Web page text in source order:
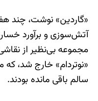
«گاردین» نوشت،‌ چند
آتش‌سوزی و برآورد
مجموعه بی‌نظیر از
«نوتردام»‌ خارج شد،‌
سالم باقی مانده بودند.